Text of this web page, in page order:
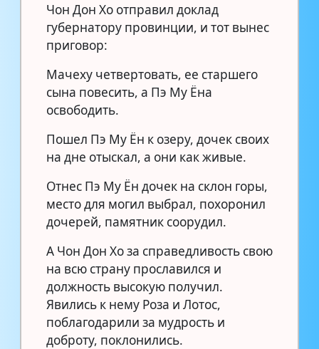
Чон Дон Хо отправил доклад
губернатору провинции, и тот вынес
приговор:
Мачеху четвертовать, ее старшего
сына повесить, а Пэ Му Ёна
освободить.
Пошел Пэ Му Ён к озеру, дочек своих
на дне отыскал, а они как живые.
Отнес Пэ Му Ён дочек на склон горы,
место для могил выбрал, похоронил
дочерей, памятник соорудил.
А Чон Дон Хо за справедливость свою
на всю страну прославился и
должность высокую получил.
Явились к нему Роза и Лотос,
поблагодарили за мудрость и
доброту, поклонились.